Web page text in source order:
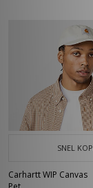
SNEL
Carhartt WIP Canvas